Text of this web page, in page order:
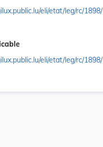
eli/etat/leg/rc/1898/
eli/etat/leg/rc/1898/